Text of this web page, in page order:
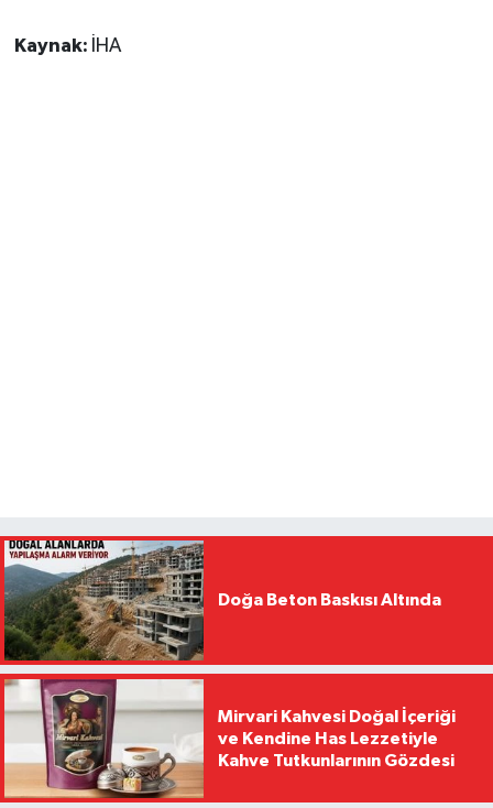
Kaynak: İHA
Doğa Beton Baskısı Altında
Mirvari Kahvesi Doğal İçeriği
ve Kendine Has Lezzetiyle
Kahve Tutkunlarının Gözdesi